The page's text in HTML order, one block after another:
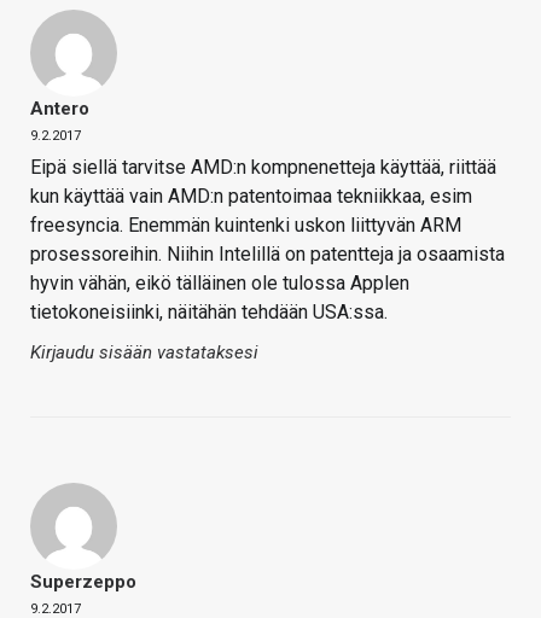
Antero
9.2.2017
Eipä siellä tarvitse AMD:n kompnenetteja käyttää, riittää
kun käyttää vain AMD:n patentoimaa tekniikkaa, esim
freesyncia. Enemmän kuintenki uskon liittyvän ARM
prosessoreihin. Niihin Intelillä on patentteja ja osaamista
hyvin vähän, eikö tälläinen ole tulossa Applen
tietokoneisiinki, näitähän tehdään USA:ssa.
Kirjaudu sisään vastataksesi
Superzeppo
9.2.2017